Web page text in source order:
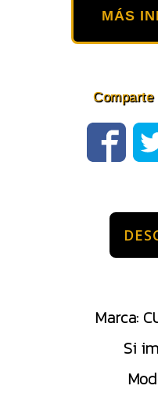
MÁS
Marca:
Si